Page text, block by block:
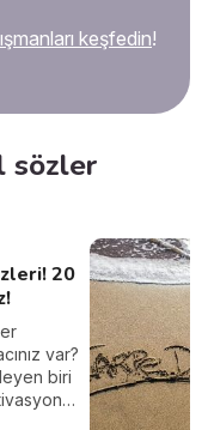
keşfedin!
sözler
20
var?
biri
O